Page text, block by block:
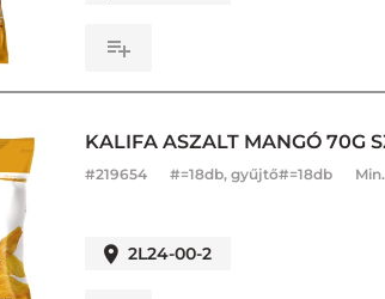
KALIFA ASZALT MANGÓ 70G
#219654 #=18db, gyűjtő#=18db
2L24-00-2